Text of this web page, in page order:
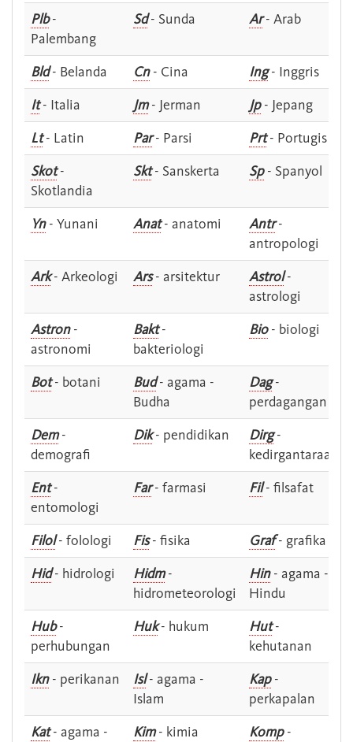
Plb-
Palembang
Sd- Sunda Ar- Arab
Bld- Belanda Cn- Cina Ing- Inggris
It- Italia Jm- Jerman Jp- Jepang
Lt- Latin Par- Parsi Prt- Portugis
Skot-
Skotlandia
Skt- Sanskerta Sp- Spanyol
Yn- Yunani Anat- anatomi Antr-
antropologi
Ark- Arkeologi Ars- arsitektur Astrol-
astrologi
Astron-
astronomi
Bakt-
bakteriologi
Bio- biologi
Bot- botani Bud- agama -
Budha
Dag-
perdagangan
Dem-
demografi
Dik- pendidikan Dirg-
kedirgantaraan
Ent-
entomologi
Far- farmasi Fil- filsafat
Filol- folologi Fis- fisika Graf- grafika
Hid- hidrologi Hidm-
hidrometeorologi
Hin- agama -
Hindu
Hub-
perhubungan
Huk- hukum Hut-
kehutanan
Ikn- perikanan Isl- agama -
Islam
Kap-
perkapalan
Kat- agama -
Kim- kimia Komp-